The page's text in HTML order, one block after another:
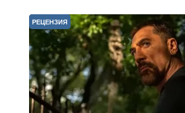
РЕЦЕНЗИЯ